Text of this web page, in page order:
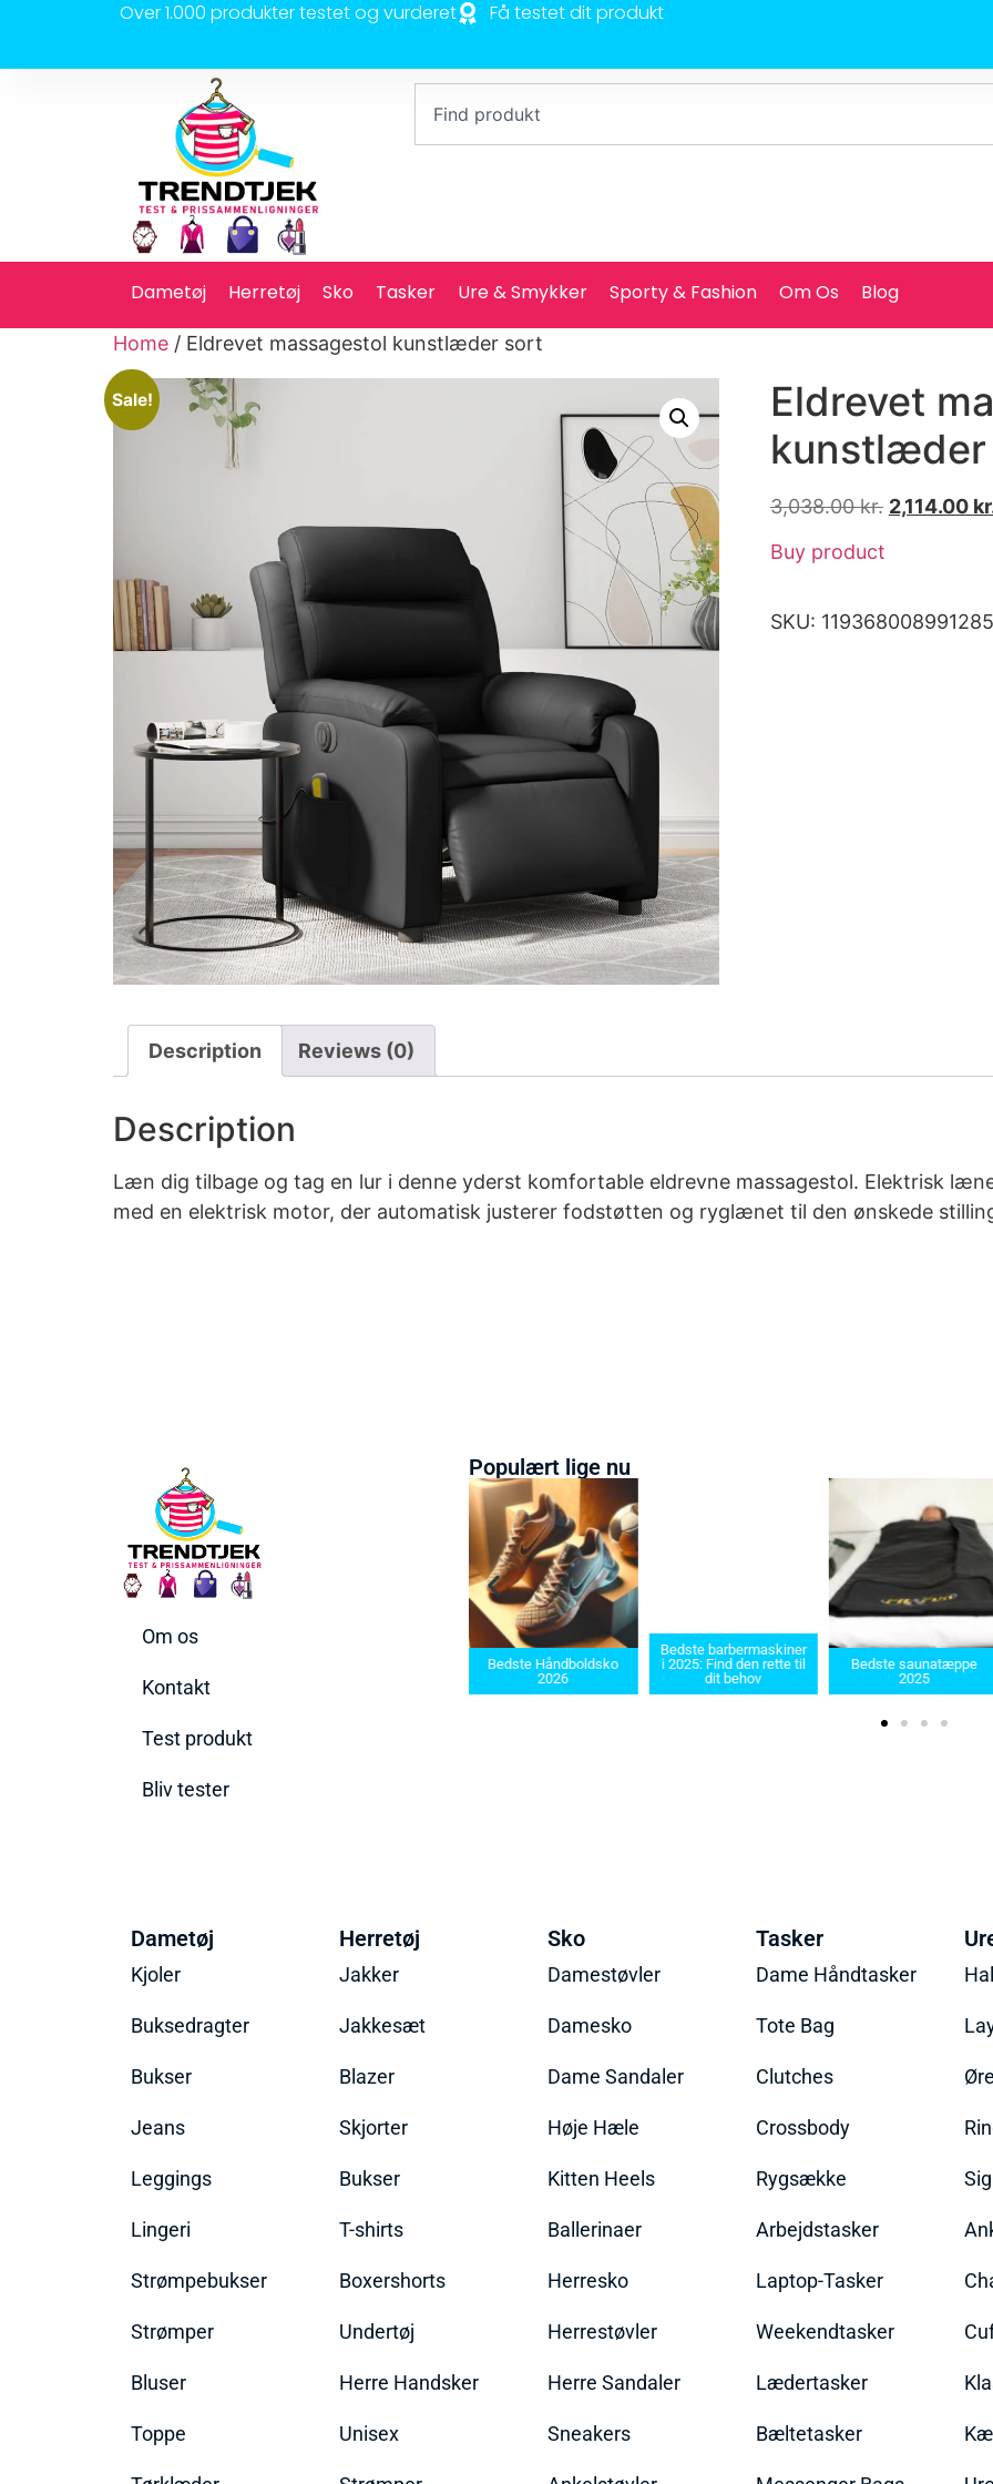
Over 1.000 produkter testet og vurderet Få testet dit produkt
Dametøj Herretøj Sko Tasker Ure & Smykker Sporty & Fashion Om Os Blog
Home / Eldrevet massagestol kunstlæder sort
Sale!
Eldrevet
3,038.00kr. 2,114.00
Buy product
SKU:
Description Reviews (0)
Description
Læn dig tilbage og tag en lur i denne yderst komfortable eldrevne massagestol. Elektrisk
med en elektrisk motor, der automatisk justerer fodstøtten og ryglænet til den ønskede
Om os
Kontakt
Test produkt
Bliv tester
Populært lige nu
2025
Bedste Håndboldsko
2026
Bedste barbermaskiner
i 2025: Find den rette til
dit behov
Bedste saunatæppe
2025
Dametøj
Kjoler
Buksedragter
Bukser
Jeans
Leggings
Lingeri
Strømpebukser
Strømper
Bluser
Toppe
Herretøj
Jakker
Jakkesæt
Blazer
Skjorter
Bukser
T-shirts
Boxershorts
Undertøj
Herre Handsker
Unisex
Sko
Damestøvler
Damesko
Dame Sandaler
Høje Hæle
Kitten Heels
Ballerinaer
Herresko
Herrestøvler
Herre Sandaler
Sneakers
Tasker
Dame Håndtasker
Tote Bag
Clutches
Crossbody
Rygsække
Arbejdstasker
Laptop-Tasker
Weekendtasker
Lædertasker
Bæltetasker